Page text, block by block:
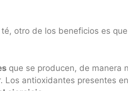
otro de los beneficios es
que se producen, de manera
Los antioxidantes presentes